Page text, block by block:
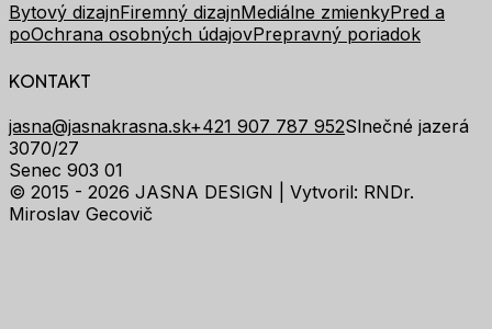
Bytový dizajnFiremný dizajnMediálne zmienkyPred a
poOchrana osobných údajovPrepravný poriadok
KONTAKT
jasna@jasnakrasna.sk+421 907 787 952Slnečné jazerá
3070/27
Senec 903 01
© 2015 - 2026 JASNA DESIGN | Vytvoril: RNDr.
Miroslav Gecovič